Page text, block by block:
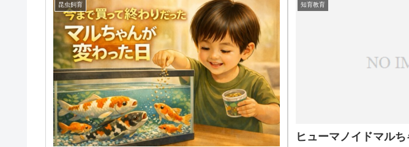
昆虫飼育 知育教育
ヒューマノイドマル